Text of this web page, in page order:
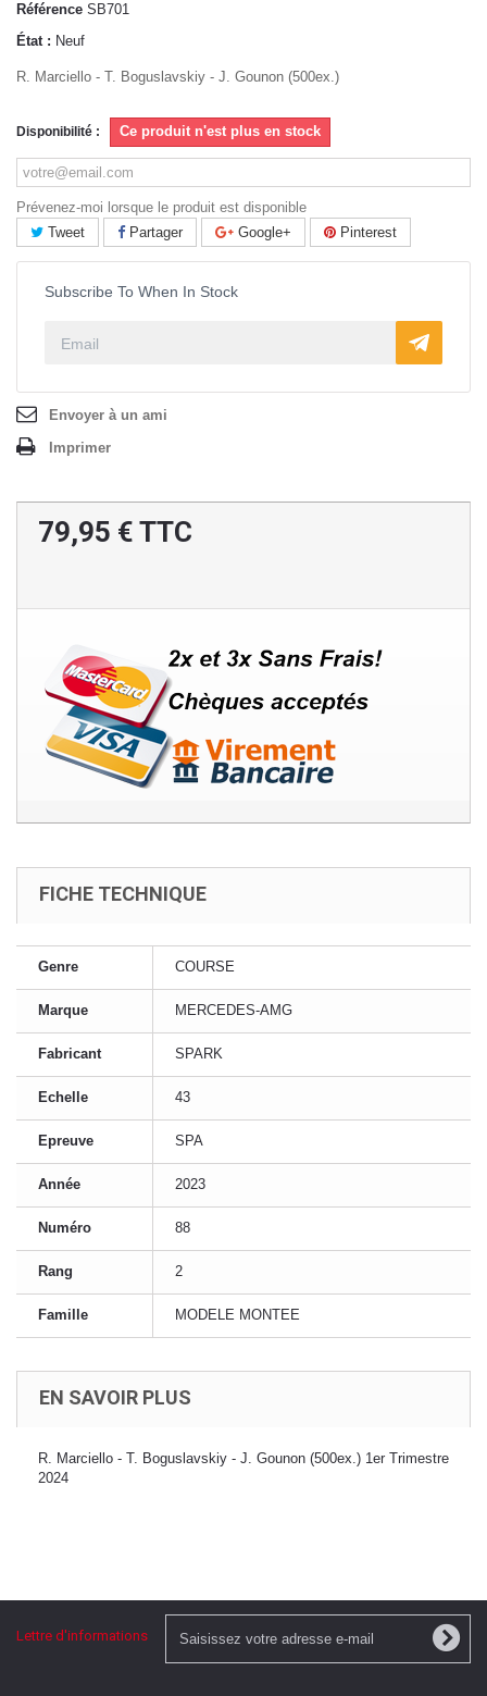
Référence SB701
État : Neuf
R. Marciello - T. Boguslavskiy - J. Gounon (500ex.)
Disponibilité : Ce produit n'est plus en stock
Prévenez-moi lorsque le produit est disponible
Tweet
Partager Google+ Pinterest
Subscribe To When In Stock
Envoyer à un ami
Imprimer
79,95 € TTC
FICHE TECHNIQUE
Genre COURSE
Marque MERCEDES-AMG
Fabricant SPARK
Echelle 43
Epreuve SPA
Année 2023
Numéro 88
Rang 2
Famille MODELE MONTEE
EN SAVOIR PLUS
R. Marciello - T. Boguslavskiy - J. Gounon (500ex.) 1er Trimestre
2024
Lettre d'informations